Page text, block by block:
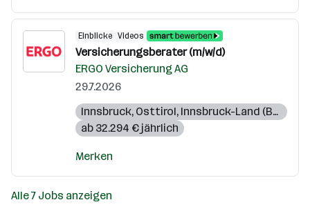
Einblicke Videos
Versicherungsberater (m/w/d)
ERGO Versicherung AG
29.7.2026
Innsbruck, Osttirol, Innsbruck-Land (Bezirk)
ab 32.294 € jährlich
Merken
Alle 7 Jobs anzeigen